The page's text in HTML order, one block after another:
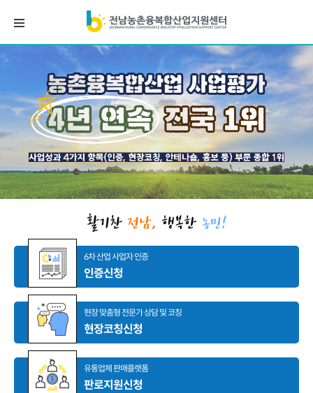
6차 산업 사업자 인증
인증신청
현장 맞춤형 전문가 상담 및 코칭
현장코칭신청
유통업체 판매플랫폼
판로지원신청